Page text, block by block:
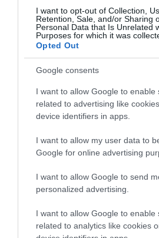
I want to opt-out of Collection,
Retention, Sale, and/or Sharing
Personal Data that Is Unrelated
Purposes for which it was
Opted Out
Google consents
I want to allow Google to enable
related to advertising like
device identifiers in apps.
I want to allow my user data to
Google for online advertising
I want to allow Google to send
personalized advertising.
I want to allow Google to enable
related to analytics like cookies
NYUGODT
EUKALIPTUSZRÁGCSÁLÁS
SUGALLJA
2026-08-07
500
2026-
KÖRNYÉKÉN: TERMÉSZET,
SZŐLŐ ÉS KOMLÓ
TALÁLKOZÁSA